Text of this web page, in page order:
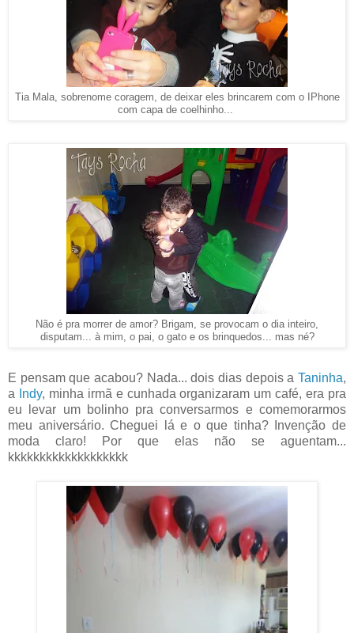
Tia Mala, sobrenome coragem, de deixar eles brincarem com o IPhone
com capa de coelhinho...
Não é pra morrer de amor? Brigam, se provocam o dia inteiro,
disputam... à mim, o pai, o gato e os brinquedos... mas né?
E pensam que acabou? Nada... dois dias depois a Taninha,
a
Indy, minha irmã e cunhada organizaram um café, era pra
eu levar um bolinho pra conversarmos e comemorarmos
meu aniversário. Cheguei lá e o que tinha? Invenção de
moda claro! Por que elas não se aguentam...
kkkkkkkkkkkkkkkkkkk